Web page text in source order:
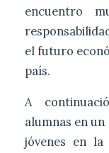
encuentro
el futuro
país.
A
alumnas en
jóvenes en